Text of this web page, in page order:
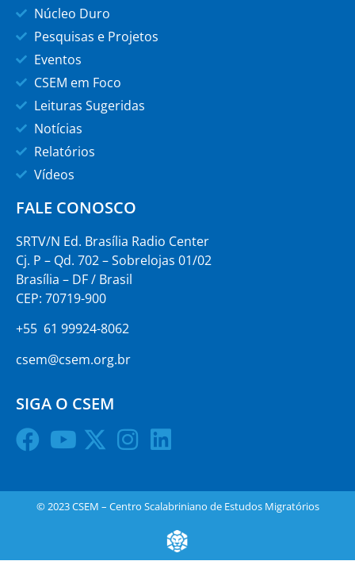
Núcleo Duro
Pesquisas e Projetos
Eventos
CSEM em Foco
Leituras Sugeridas
Notícias
Relatórios
Vídeos
FALE CONOSCO
SRTV/N Ed. Brasília Radio Center
Cj. P – Qd. 702 – Sobrelojas 01/02
Brasília – DF / Brasil
CEP: 70719-900
+55 61 99924-8062
csem@csem.org.br
SIGA O CSEM
© 2023 CSEM – Centro Scalabriniano de Estudos Migratórios